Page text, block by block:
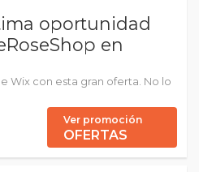
oportunidad
en
Wix con esta gran oferta. No lo
Ver promoción
OFERTAS